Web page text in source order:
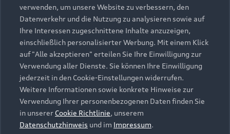
Modelle vergleichen
Elektromodelle
Plug-in-Hybride
Neuwagensuche
Gebrauchtwagensuche
Gebrauchtwagen
Finanzierung
Aktionen & Angebote
Geschäftskunden
Service & Zubehör
Saisonale Angebote
Audi Services
Garantie
Audi digital services
myAudi
Support
Kundenservice
Händlersuche
Audi Code
Über Audi
Unternehmen
Karriere
verwenden, um unsere Website zu verbessern, den
Datenverkehr und die Nutzung zu analysieren sowie auf
Ihre Interessen zugeschnittene Inhalte anzuzeigen,
einschließlich personalisierter Werbung. Mit einem Klick
auf "Alle akzeptieren" erteilen Sie Ihre Einwilligung zur
Verwendung aller Dienste. Sie können Ihre Einwilligung
jederzeit in den Cookie-Einstellungen widerrufen.
Weitere Informationen sowie konkrete Hinweise zur
Verwendung Ihrer personenbezogenen Daten finden Sie
in unserer Cookie Richtlinie, unserem
Datenschutzhinweis und im Impressum.